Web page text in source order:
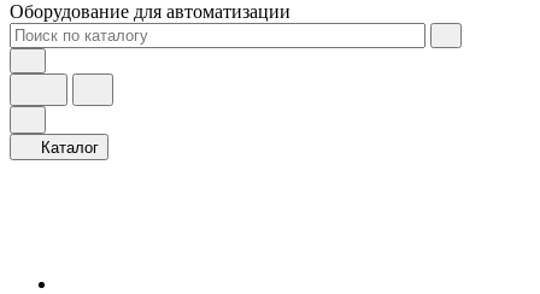
Оборудование для автоматизации
Каталог